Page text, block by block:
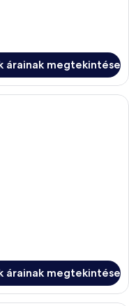
árainak megtekintése
szoba két ággyal,
árainak megtekintése